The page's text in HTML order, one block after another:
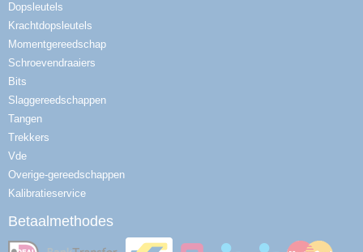
Dopsleutels
Krachtdopsleutels
Momentgereedschap
Schroevendraaiers
Bits
Slaggereedschappen
Tangen
Trekkers
Vde
Overige-gereedschappen
Kalibratieservice
Betaalmethodes